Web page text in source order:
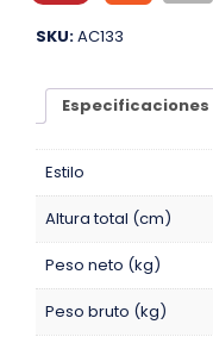
SKU:AC133
Especificaciones
Estilo
Altura total (cm)
Peso neto (kg)
Peso bruto (kg)